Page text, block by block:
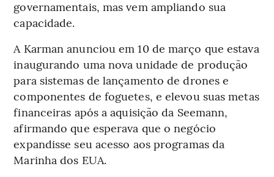
governamentais, mas vem ampliando sua
capacidade.
A Karman anunciou em 10 de março que estava
inaugurando uma nova unidade de produção
para sistemas de lançamento de drones e
componentes de foguetes, e elevou suas metas
financeiras após a aquisição da Seemann,
afirmando que esperava que o negócio
expandisse seu acesso aos programas da
Marinha dos EUA.